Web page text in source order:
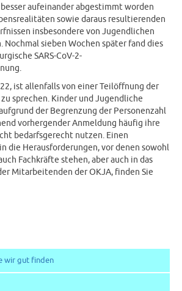
wir gut finden
aufeinander abgestimmt worden
sowie daraus resultierenden
insbesondere von Jugendlichen
Nochmal sieben Wochen später fand dies
SARS-CoV-2-
ist allenfalls von einer Teilöffnung der
sprechen. Kinder und Jugendliche
der Begrenzung der Personenzahl
vorhergender Anmeldung häufig ihre
bedarfsgerecht nutzen. Einen
die Herausforderungen, vor denen sowohl
Fachkräfte stehen, aber auch in das
Mitarbeitenden der OKJA, finden Sie